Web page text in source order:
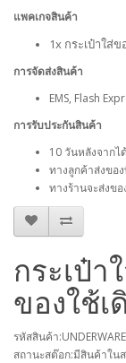
แพคเกจสินค้า
1x กระเป๋าใส่ข
การจัดส่งสินค้า
EMS, Flash
การรับประกันสินค้า
10 วันหลังจากไ
ทางลูกค้าส่งขอ
ทางร้านจะส่งข
กระเป๋
ของใช้เ
รหัสสินค้า
สถานะสต๊อก:มีสินค้าใน